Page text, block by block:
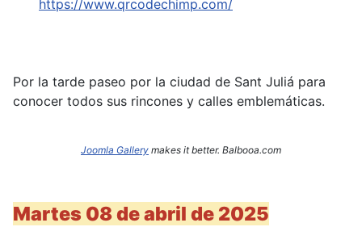
https://www.qrcodechimp.com/
Por la tarde paseo por la ciudad de Sant Juliá para
conocer todos sus rincones y calles emblemáticas.
Joomla Gallery makes it better. Balbooa.com
Martes 08 de abril de 2025